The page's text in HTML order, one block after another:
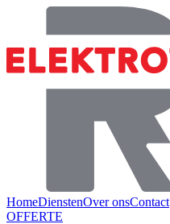
HomeDienstenOver onsContact
OFFERTE